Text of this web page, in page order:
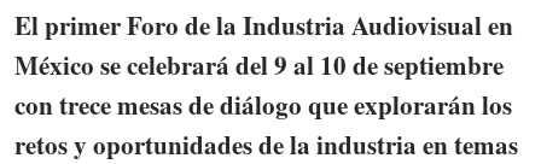
El primer Foro de la Industria Audiovisual en
México se celebrará del 9 al 10 de septiembre
con trece mesas de diálogo que explorarán los
retos y oportunidades de la industria en temas